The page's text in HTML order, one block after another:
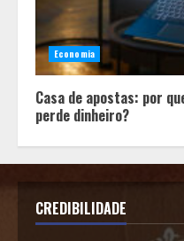
Economia
Casa de apostas: por
perde dinheiro?
CREDIBILIDADE